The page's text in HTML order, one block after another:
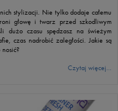
stylizacji. Nie tylko dodaje całemu
głowę i twarz przed szkodliwym
dużo czasu spędzasz na świeżym
czas nadrobić zaległości. Jakie są
Czytaj więcej...